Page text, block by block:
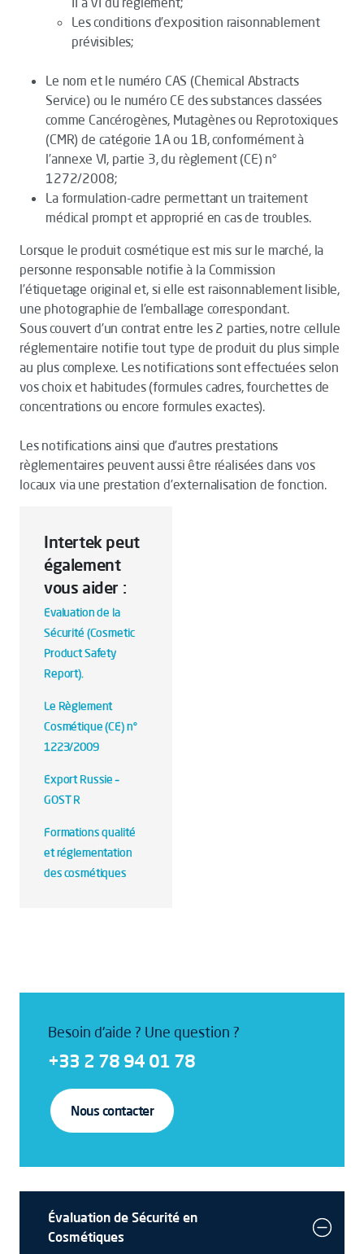
Les conditions d’exposition raisonnablement
prévisibles;
Le nom et le numéro CAS (Chemical Abstracts
Service) ou le numéro CE des substances classées
comme Cancérogènes, Mutagènes ou Reprotoxiques
(CMR) de catégorie 1A ou 1B, conformément à
l’annexe VI, partie 3, du règlement (CE) n°
1272/2008;
La formulation-cadre permettant un traitement
médical prompt et approprié en cas de troubles.
Lorsque le produit cosmétique est mis sur le marché, la
personne responsable notifie à la Commission
l’étiquetage original et, si elle est raisonnablement lisible,
une photographie de l’emballage correspondant.
Sous couvert d’un contrat entre les 2 parties, notre cellule
réglementaire notifie tout type de produit du plus simple
au plus complexe. Les notifications sont effectuées selon
vos choix et habitudes (formules cadres, fourchettes de
concentrations ou encore formules exactes).
Les notifications ainsi que d’autres prestations
règlementaires peuvent aussi être réalisées dans vos
locaux via une prestation d’externalisation de fonction.
Intertek peut
également
vous aider :
Evaluation de la
Sécurité (Cosmetic
Product Safety
Report).
Le Règlement
Cosmétique (CE) n°
1223/2009
Export Russie –
GOST R
Formations qualité
et réglementation
des cosmétiques
Besoin d'aide ? Une question ?
+33 2 78 94 01 78
Nous contacter
Évaluation de Sécurité en
Cosmétiques